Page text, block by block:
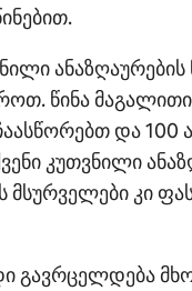
წინა
და
კუთვნილი
მსურველები კი
გავრცელდება